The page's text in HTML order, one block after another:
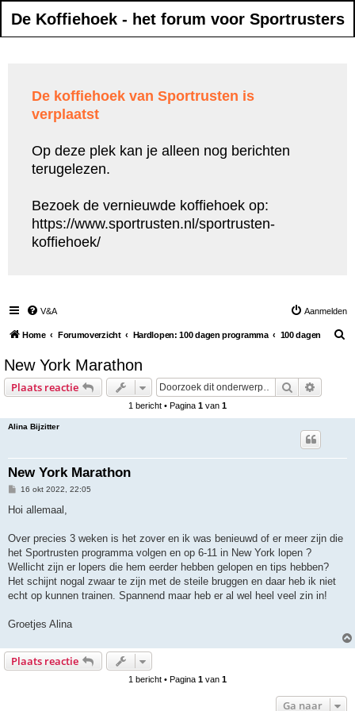
De Koffiehoek - het forum voor Sportrusters
De koffiehoek van Sportrusten is
verplaatst
Op deze plek kan je alleen nog berichten
terugelezen.
Bezoek de vernieuwde koffiehoek op:
https://www.sportrusten.nl/sportrusten-
koffiehoek/
V&A Aanmelden
Home Forumoverzicht Hardlopen: 100 dagen programma 100 dagen
New York Marathon
Plaats reactie Zoek
1 bericht • Pagina 1 van 1
Alina Bijzitter
New York Marathon
B
r
h
16 okt 2022, 22:05
Hoi allemaal,
Over precies 3 weken is het zover en ik was benieuwd of er meer zijn die
het Sportrusten programma volgen en op 6-11 in New York lopen ?
Wellicht zijn er lopers die hem eerder hebben gelopen en tips hebben?
Het schijnt nogal zwaar te zijn met de steile bruggen en daar heb ik niet
echt op kunnen trainen. Spannend maar heb er al wel heel veel zin in!
Groetjes Alina
Plaats reactie
1 bericht • Pagina 1 van 1
Ga naar